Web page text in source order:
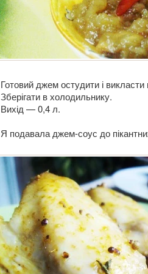
Готовий джем остудити і
Зберігати в холодильнику.
Вихід — 0,4 л.
Я подавала джем-соус до